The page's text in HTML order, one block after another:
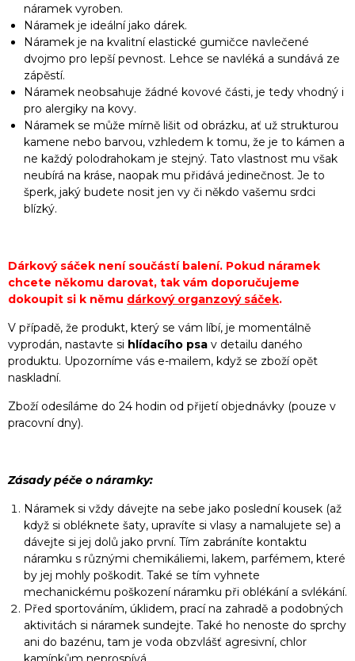
náramek vyroben.
Náramek je ideální jako dárek.
Náramek je na kvalitní elastické gumičce navlečené
dvojmo pro lepší pevnost. Lehce se navléká a sundává ze
zápěstí.
Náramek neobsahuje žádné kovové části, je tedy vhodný i
pro alergiky na kovy.
Náramek se může mírně lišit od obrázku, ať už strukturou
kamene nebo barvou, vzhledem k tomu, že je to kámen a
ne každý polodrahokam je stejný. Tato vlastnost mu však
neubírá na kráse, naopak mu přidává jedinečnost. Je to
šperk, jaký budete nosit jen vy či někdo vašemu srdci
blízký.
Dárkový sáček není součástí balení. Pokud náramek
chcete někomu darovat, tak vám doporučujeme
dokoupit si k němu dárkový organzový sáček.
V případě, že produkt, který se vám líbí, je momentálně
vyprodán, nastavte si hlídacího psa v detailu daného
produktu. Upozorníme vás e-mailem, když se zboží opět
naskladní.
Zboží odesíláme do 24 hodin od přijetí objednávky (pouze v
pracovní dny).
Zásady péče o náramky:
Náramek si vždy dávejte na sebe jako poslední kousek (až
když si obléknete šaty, upravíte si vlasy a namalujete se) a
dávejte si jej dolů jako první. Tím zabráníte kontaktu
náramku s různými chemikáliemi, lakem, parfémem, které
by jej mohly poškodit. Také se tím vyhnete
mechanickému poškození náramku při oblékání a svlékání.
Před sportováním, úklidem, prací na zahradě a podobných
aktivitách si náramek sundejte. Také ho nenoste do sprchy
ani do bazénu, tam je voda obzvlášť agresivní, chlor